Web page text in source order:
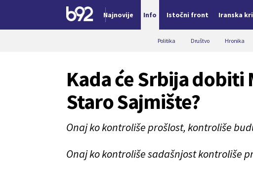
Najnovije Info Istočni front Iranska
Politika Društvo Hronika
Kada će Srbija
Staro Sajmište?
Onaj ko kontroliše prošlost, kontroliše
Onaj ko kontroliše sadašnjost kontroliše